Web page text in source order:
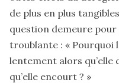
de plus en plus
question demeure
troublante : « Pourquoi
lentement alors qu’elle
qu’elle encourt ? »